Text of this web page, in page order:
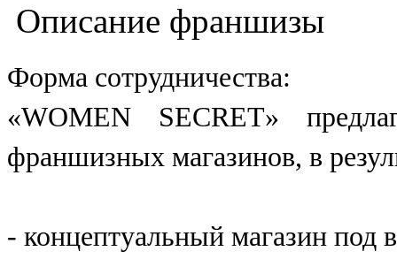
Описание франшизы
Форма сотрудничества:
«WOMEN SECRET»
франшизных магазинов, в
- концептуальный магазин